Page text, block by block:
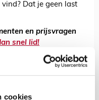
cookies
Dat je geen last
en prijsvragen
snel lid!
vrienden